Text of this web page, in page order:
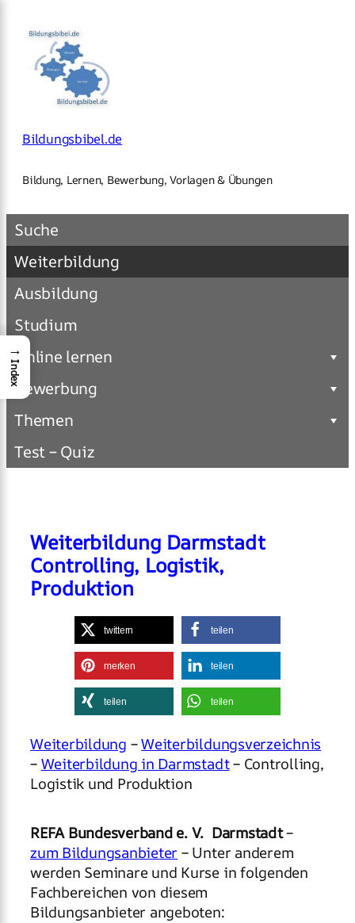
Inhalt
springen
Bildungsbibel.de
Bildung, Lernen, Bewerbung, Vorlagen & Übungen
Suche
Weiterbildung
Ausbildung
Studium
Online lernen
Bewerbung
Themen
Test – Quiz
Weiterbildung Darmstadt
Controlling, Logistik,
Produktion
twittern teilen
merken teilen
teilen teilen
Weiterbildung –Weiterbildungsverzeichnis
–Weiterbildung in Darmstadt– Controlling,
Logistik und Produktion
REFA Bundesverband e. V. Darmstadt–
zum Bildungsanbieter – Unter anderem
werden Seminare und Kurse in folgenden
Fachbereichen von diesem
Bildungsanbieter angeboten:
→
Index